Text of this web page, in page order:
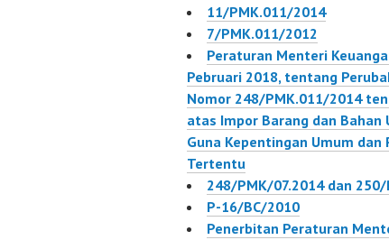
tanggal 16 Juni 2014,
tentang Bea Masuk
Ditanggung Pemerintah
Atas Impor Barang Dan
Bahan Guna Pembuatan
Dan/Atau Perbaikan…
Dan/
11/PMK.011/2014
7/PMK.011/2012
Peraturan Menteri
Pebruari 2018, tentang
Nomor 248/PMK.011/2014
atas Impor Barang dan
Guna Kepentingan Umum
Tertentu
248/PMK/07.2014 dan
P-16/BC/2010
Penerbitan Peraturan